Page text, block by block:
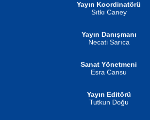
Yayın Koordinatörü
Sıtkı Caney
Yayın Danışmanı
Necati Sarıca
Sanat Yönetmeni
Esra Cansu
Yayın Editörü
Tutkun Doğu